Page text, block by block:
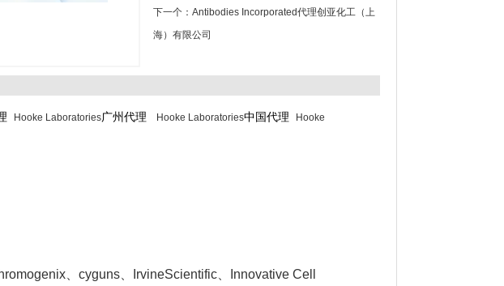
下一个： Antibodies Incorporated代理创亚化工（上
海）有限公司
Hooke Laboratories广州代理 Hooke Laboratories中国代理
Hooke
、cyguns、IrvineScientific、Innovative Cell